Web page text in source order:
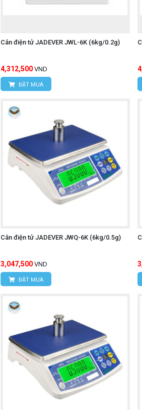
Cân điện tử JADEVER JWL-6K (6kg/0.2g)
4,312,500 VND
ĐẶT MUA
Cân điện tử JADEVER JWQ-6K (6kg/0.5g)
3,047,500 VND
ĐẶT MUA